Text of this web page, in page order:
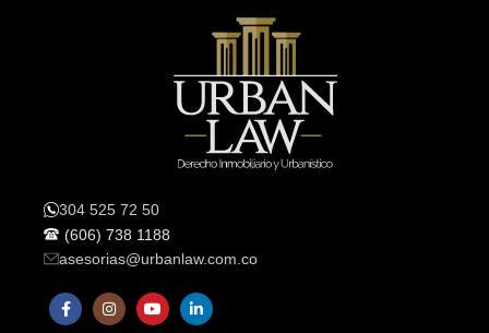
304 525 72 50
(606) 738 1188
asesorias@urbanlaw.com.co